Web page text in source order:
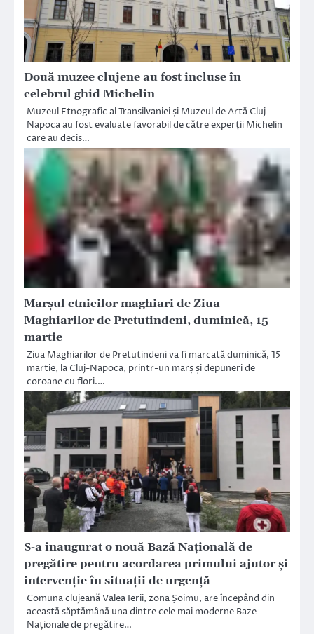
Două muzee clujene au fost incluse în
celebrul ghid Michelin
Muzeul Etnografic al Transilvaniei și Muzeul de Artă Cluj-
Napoca au fost evaluate favorabil de către experții Michelin
care au decis…
Marșul etnicilor maghiari de Ziua
Maghiarilor de Pretutindeni, duminică, 15
martie
Ziua Maghiarilor de Pretutindeni va fi marcată duminică, 15
martie, la Cluj-Napoca, printr-un marș și depuneri de
coroane cu flori.…
S-a inaugurat o nouă Bază Națională de
pregătire pentru acordarea primului ajutor și
intervenție în situații de urgență
Comuna clujeană Valea Ierii, zona Şoimu, are începând din
această săptămână una dintre cele mai moderne Baze
Naţionale de pregătire…